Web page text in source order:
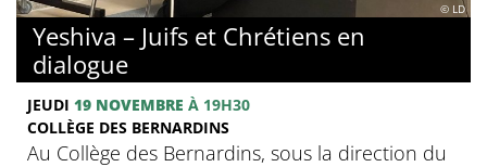
© LD
Yeshiva – Juifs et Chrétiens en
dialogue
JEUDI 19 NOVEMBRE À 19H30
COLLÈGE DES BERNARDINS
Au Collège des Bernardins, sous la direction du